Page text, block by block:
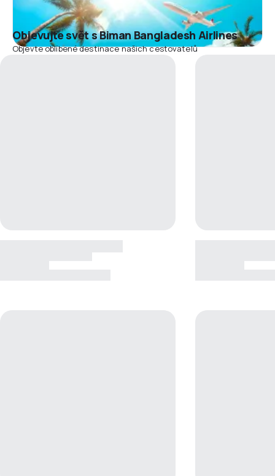
Objevujte svět s Biman Bangladesh Airlines
Objevte oblíbené destinace našich cestovatelů